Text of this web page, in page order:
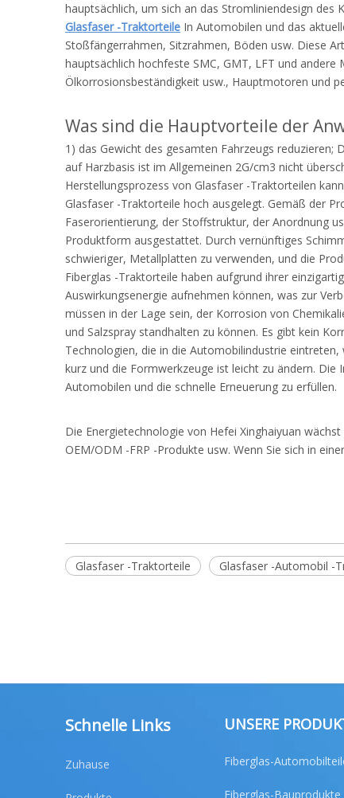
hauptsächlich, um sich an das Stromliniendesign des
Glasfaser -Traktorteile In Automobilen und das
Stoßfängerrahmen, Sitzrahmen, Böden usw. Diese
hauptsächlich hochfeste SMC, GMT, LFT und
Ölkorrosionsbeständigkeit usw., Hauptmotoren und
Was sind die Hauptvorteile der
1) das Gewicht des gesamten Fahrzeugs
auf Harzbasis ist im Allgemeinen 2G/cm3 nicht
Herstellungsprozess von Glasfaser -Traktorteilen
Glasfaser -Traktorteile hoch ausgelegt. Gemäß der
Faserorientierung, der Stoffstruktur, der Anordnung
Produktform ausgestattet. Durch vernünftiges
schwieriger, Metallplatten zu verwenden, und die
Fiberglas -Traktorteile haben aufgrund ihrer
Auswirkungsenergie aufnehmen können, was zur
müssen in der Lage sein, der Korrosion von
und Salzspray standhalten zu können. Es gibt kein
Technologien, die in die Automobilindustrie
kurz und die Formwerkzeuge ist leicht zu ändern.
Automobilen und die schnelle Erneuerung zu erfüllen.
Die Energietechnologie von Hefei Xinghaiyuan
OEM/ODM -FRP -Produkte usw. Wenn Sie sich in
Glasfaser -Traktorteile Glasfaser -Automobil -
Schnelle Links
Zuhause
UNSERE
Fiberglas-
Fiberglas-Bauprodukte